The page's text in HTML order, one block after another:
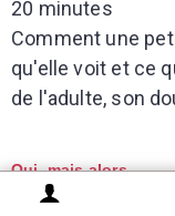
20 minutes
Comment une
qu'elle voit et ce
de l'adulte, son
Oui, mais alors...
L'Auguste